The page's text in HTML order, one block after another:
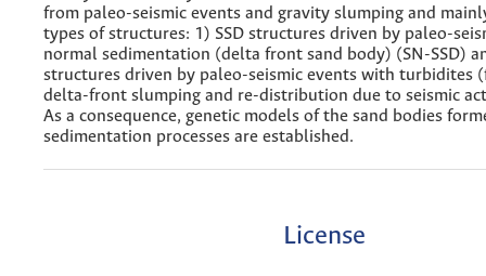
from paleo-seismic events and gravity slumping and
types of structures: 1) SSD structures driven by paleo-
normal sedimentation (delta front sand body) (SN-SSD)
structures driven by paleo-seismic events with turbidites
delta-front slumping and re-distribution due to seismic
As a consequence, genetic models of the sand bodies
sedimentation processes are established.
License